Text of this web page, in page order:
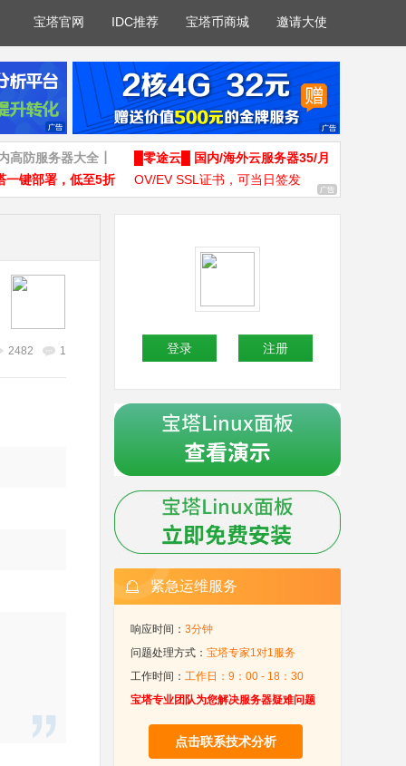
宝塔官网 IDC推荐 宝塔币商城 邀请大使
防服务器大全┃
█零途云█ 国内/海外云服务器35/月
一键部署，低至5折
OV/EV SSL证书，可当日签发
1
2482 登录 注册
紧急运维服务
响应时间： 3分钟
问题处理方式： 宝塔专家1对1服务
工作时间： 工作日：9：00 - 18：30
宝塔专业团队为您解决服务器疑难问题
点击联系技术分析